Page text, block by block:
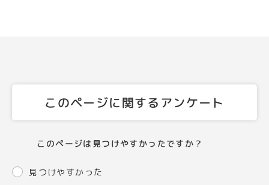
このページに関するアンケート
このページは見つけやすかったですか？
見つけやすかった